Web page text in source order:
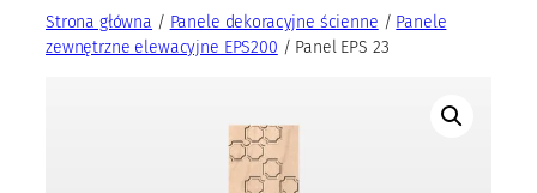
Strona główna / Panele dekoracyjne ścienne / Panele
zewnętrzne elewacyjne EPS200 / Panel EPS 23